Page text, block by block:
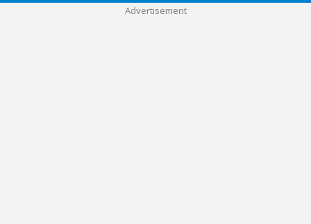
Advertisement